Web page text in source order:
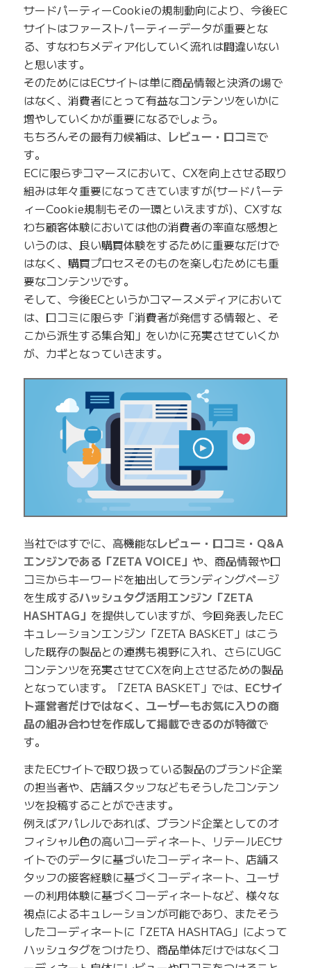
サードパーティーCookieの規制動向により、今後EC
サイトはファーストパーティーデータが重要とな
る、すなわちメディア化していく流れは間違いない
と思います。
そのためにはECサイトは単に商品情報と決済の場で
はなく、消費者にとって有益なコンテンツをいかに
増やしていくかが重要になるでしょう。
もちろんその最有力候補は、 レビュー・口コミで
す。
ECに限らずコマースにおいて、CXを向上させる取り
組みは年々重要になってきていますが(サードパーテ
ィーCookie規制もその一環といえますが)、CXすな
わち顧客体験においては他の消費者の率直な感想と
いうのは、良い購買体験をするために重要なだけで
はなく、購買プロセスそのものを楽しむためにも重
要なコンテンツです。
そして、今後ECというかコマースメディアにおいて
は、口コミに限らず「消費者が発信する情報と、そ
こから派生する集合知」をいかに充実させていくか
が、カギとなっていきます。
当社ではすでに、高機能なレビュー・口コミ・Q&A
エンジンである「ZETA VOICE」 や、商品情報や口
コミからキーワードを抽出してランディングページ
を生成するハッシュタグ活用エンジン「ZETA
HASHTAG」 を提供していますが、今回発表したEC
キュレーションエンジン「ZETA BASKET」はこう
した既存の製品との連携も視野に入れ、さらにUGC
コンテンツを充実させてCXを向上させるための製品
となっています。「ZETA BASKET」では、 ECサイ
ト運営者だけではなく、ユーザーもお気に入りの商
品の組み合わせを作成して掲載できるのが特徴で
す。
またECサイトで取り扱っている製品のブランド企業
の担当者や、店舗スタッフなどもそうしたコンテン
ツを投稿することができます。
例えばアパレルであれば、ブランド企業としてのオ
フィシャル色の高いコーディネート、リテールECサ
イトでのデータに基づいたコーディネート、店舗ス
タッフの接客経験に基づくコーディネート、ユーザ
ーの利用体験に基づくコーディネートなど、様々な
視点によるキュレーションが可能であり、またそう
したコーディネートに「ZETA HASHTAG」によって
ハッシュタグをつけたり、商品単体だけではなくコ